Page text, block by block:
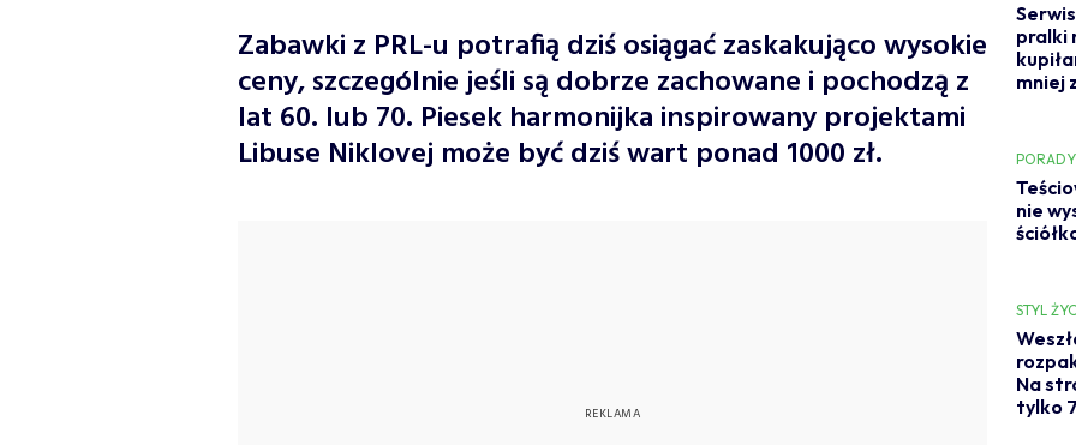
Zabawki z PRL-u potrafią dziś osiągać zaskakująco wysokie
ceny, szczególnie jeśli są dobrze zachowane i pochodzą z
lat 60. lub 70. Piesek harmonijka inspirowany projektami
Libuse Niklovej może być dziś wart ponad 1000 zł.
pralki
mniej
PORADY
nie
STYL
Na
tylko